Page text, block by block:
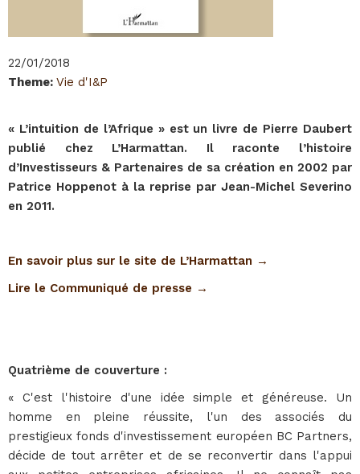
22/01/2018
Theme: Vie d'I&P
« L’intuition de l’Afrique » est un livre de Pierre Daubert
publié chez L’Harmattan. Il raconte l’histoire
d’Investisseurs & Partenaires de sa création en 2002 par
Patrice Hoppenot à la reprise par Jean-Michel Severino
en 2011.
En savoir plus sur le site de L’Harmattan →
Lire le Communiqué de presse →
Quatrième de couverture :
« C'est l'histoire d'une idée simple et généreuse. Un
homme en pleine réussite, l'un des associés du
prestigieux fonds d'investissement européen BC Partners,
décide de tout arrêter et de se reconvertir dans l'appui